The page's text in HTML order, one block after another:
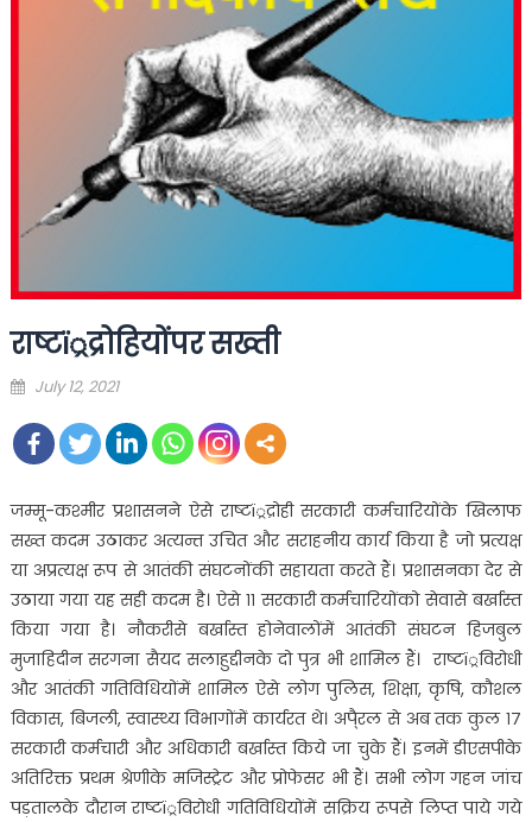
राष्टï्रद्रोहियोंपर सख्ती
Posted
July 12, 2021
जम्मू-कश्मीर प्रशासनने ऐसे राष्टï्रद्रोही सरकारी कर्मचारियोंके खिलाफ
सख्त कदम उठाकर अत्यन्त उचित और सराहनीय कार्य किया है जो प्रत्यक्ष
या अप्रत्यक्ष रूप से आतंकी संघटनोंकी सहायता करते हैं। प्रशासनका देर से
उठाया गया यह सही कदम है। ऐसे ११ सरकारी कर्मचारियोंको सेवासे बर्खास्त
किया गया है। नौकरीसे बर्खास्त होनेवालोंमें आतंकी संघटन हिजबुल
मुजाहिदीन सरगना सैयद सलाहुद्दीनके दो पुत्र भी शामिल हैं। राष्टï्रविरोधी
और आतंकी गतिविधियोंमें शामिल ऐसे लोग पुलिस, शिक्षा, कृषि, कौशल
विकास, बिजली, स्वास्थ्य विभागोंमें कार्यरत थे। अपै्रल से अब तक कुल १७
सरकारी कर्मचारी और अधिकारी बर्खास्त किये जा चुके हैं। इनमें डीएसपीके
अतिरिक्त प्रथम श्रेणीके मजिस्ट्रेट और प्रोफेसर भी हैं। सभी लोग गहन जांच
पड़तालके दौरान राष्टï्रविरोधी गतिविधियोंमें सक्रिय रूपसे लिप्त पाये गये